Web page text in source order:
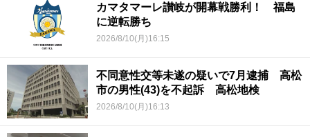
カマタマーレ讃岐が開幕戦勝利！ 福島
に逆転勝ち
2026/8/10(月)16:15
不同意性交等未遂の疑いで7月逮捕 高松
市の男性(43)を不起訴 高松地検
2026/8/10(月)16:13